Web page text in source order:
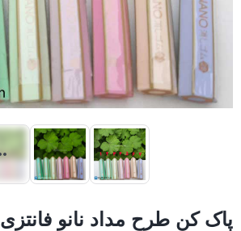
پاک کن طرح مداد نانو فانتزی